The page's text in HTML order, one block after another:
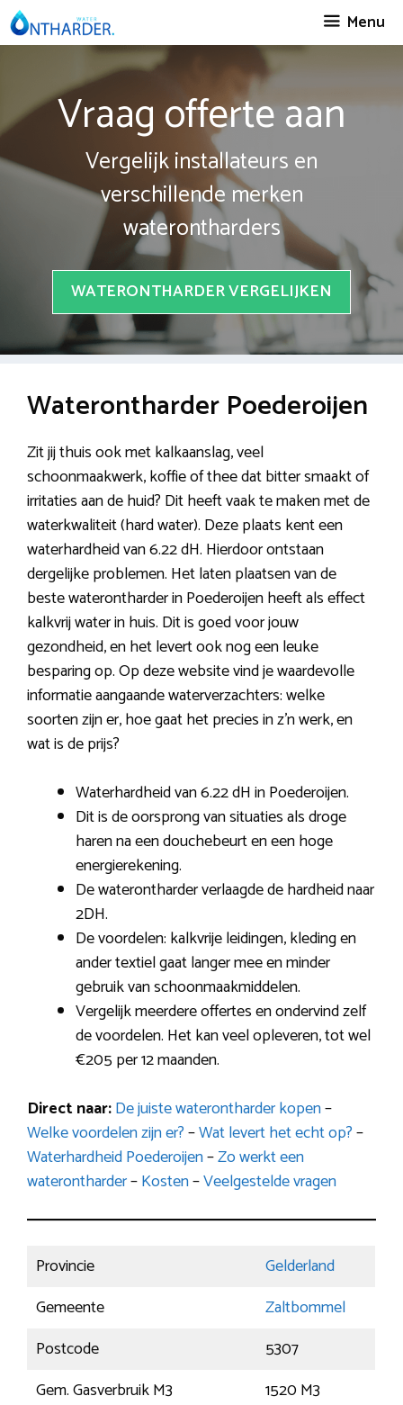
Spring
naar
Menu
Vraag offerte aan
Vergelijk installateurs en
verschillende merken
waterontharders
WATERONTHARDER VERGELIJKEN
Waterontharder Poederoijen
Zit jij thuis ook met kalkaanslag, veel
schoonmaakwerk, koffie of thee dat bitter smaakt of
irritaties aan de huid? Dit heeft vaak te maken met de
waterkwaliteit (hard water). Deze plaats kent een
waterhardheid van 6.22 dH. Hierdoor ontstaan
dergelijke problemen. Het laten plaatsen van de
beste waterontharder in Poederoijen heeft als effect
kalkvrij water in huis. Dit is goed voor jouw
gezondheid, en het levert ook nog een leuke
besparing op. Op deze website vind je waardevolle
informatie aangaande waterverzachters: welke
soorten zijn er, hoe gaat het precies in z’n werk, en
wat is de prijs?
Waterhardheid van 6.22 dH in Poederoijen.
Dit is de oorsprong van situaties als droge
haren na een douchebeurt en een hoge
energierekening.
De waterontharder verlaagde de hardheid naar
2DH.
De voordelen: kalkvrije leidingen, kleding en
ander textiel gaat langer mee en minder
gebruik van schoonmaakmiddelen.
Vergelijk meerdere offertes en ondervind zelf
de voordelen. Het kan veel opleveren, tot wel
€205 per 12 maanden.
Direct naar:De juiste waterontharder kopen–
Welke voordelen zijn er?–Wat levert het echt op?–
Waterhardheid Poederoijen–Zo werkt een
waterontharder–Kosten–Veelgestelde vragen
Provincie
Gelderland
Gemeente
Zaltbommel
Postcode
5307
Gem. Gasverbruik M3
1520 M3